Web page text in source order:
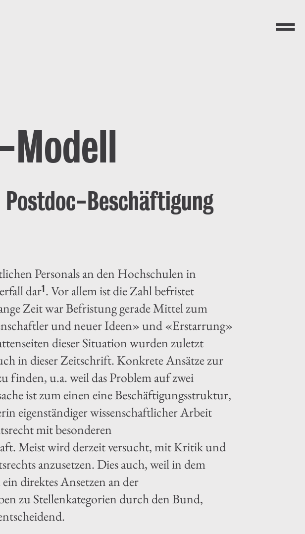
Menü
Beschäftigung
Personals an den Hochschulen in
dar1 . Vor allem ist die Zahl befristet
Zeit war Befristung gerade Mittel zum
und neuer Ideen» und «Erstarrung»
dieser Situation wurden zuletzt
in dieser Zeitschrift. Konkrete Ansätze zur
finden, u.a. weil das Problem auf zwei
ist zum einen eine Beschäftigungsstruktur,
eigenständiger wissenschaftlicher Arbeit
mit besonderen
Meist wird derzeit versucht, mit Kritik und
anzusetzen. Dies auch, weil in dem
direktes Ansetzen an der
zu Stellenkategorien durch den Bund,